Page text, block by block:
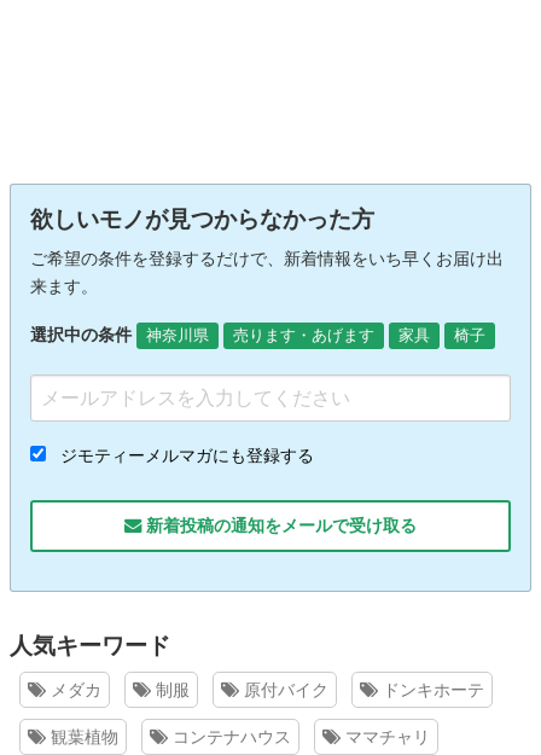
欲しいモノが見つからなかった方
ご希望の条件を登録するだけで、新着情報をいち早くお届け出
来ます。
選択中の条件 神奈川県 売ります・あげます 家具 椅子
ジモティーメルマガにも登録する
新着投稿の通知をメールで受け取る
人気キーワード
メダカ 制服 原付バイク ドンキホーテ
観葉植物 コンテナハウス ママチャリ